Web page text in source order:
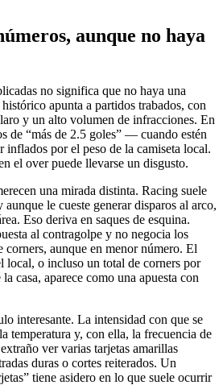
aunque no haya
no significa que no haya una
apunta a partidos trabados, con
y un alto volumen de infracciones. En
de “más de 2.5 goles” — cuando estén
por el peso de la camiseta local.
el over puede llevarse un disgusto.
una mirada distinta. Racing suele
le cueste generar disparos al arco,
Eso deriva en saques de esquina.
al contragolpe y no negocia los
corners, aunque en menor número. El
local, o incluso un total de corners por
casa, aparece como una apuesta con
interesante. La intensidad con que se
temperatura y, con ella, la frecuencia de
ver varias tarjetas amarillas
duras o cortes reiterados. Un
tiene asidero en lo que suele ocurrir